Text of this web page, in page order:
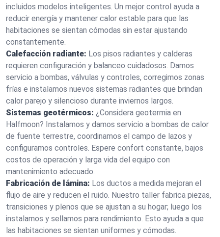
incluidos modelos inteligentes. Un mejor control ayuda a
reducir energía y mantener calor estable para que las
habitaciones se sientan cómodas sin estar ajustando
constantemente.
Calefacción radiante: Los pisos radiantes y calderas
requieren configuración y balanceo cuidadosos. Damos
servicio a bombas, válvulas y controles, corregimos zonas
frías e instalamos nuevos sistemas radiantes que brindan
calor parejo y silencioso durante inviernos largos.
Sistemas geotérmicos: ¿Considera geotermia en
Halfmoon? Instalamos y damos servicio a bombas de calor
de fuente terrestre, coordinamos el campo de lazos y
configuramos controles. Espere confort constante, bajos
costos de operación y larga vida del equipo con
mantenimiento adecuado.
Fabricación de lámina: Los ductos a medida mejoran el
flujo de aire y reducen el ruido. Nuestro taller fabrica piezas,
transiciones y plenos que se ajustan a su hogar; luego los
instalamos y sellamos para rendimiento. Esto ayuda a que
las habitaciones se sientan uniformes y cómodas.